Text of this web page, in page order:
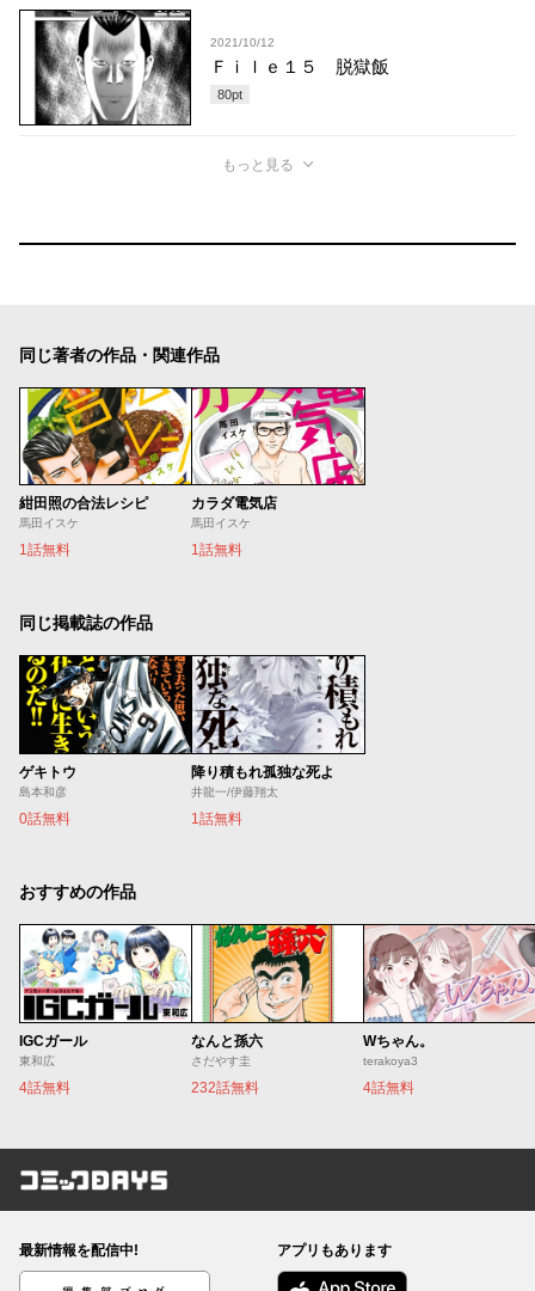
2021/10/12
Ｆｉｌｅ１５ 脱獄飯
80pt
もっと見る
同じ著者の作品・関連作品
紺田照の合法レシピ
馬田イスケ
1話無料
カラダ電気店
馬田イスケ
1話無料
同じ掲載誌の作品
ゲキトウ
島本和彦
0話無料
降り積もれ孤独な死よ
井龍一/伊藤翔太
1話無料
おすすめの作品
IGCガール
東和広
4話無料
なんと孫六
さだやす圭
232話無料
Wちゃん。
terakoya3
4話無料
コミックDAYS
最新情報を配信中!
編集部ブログ
アプリもあります